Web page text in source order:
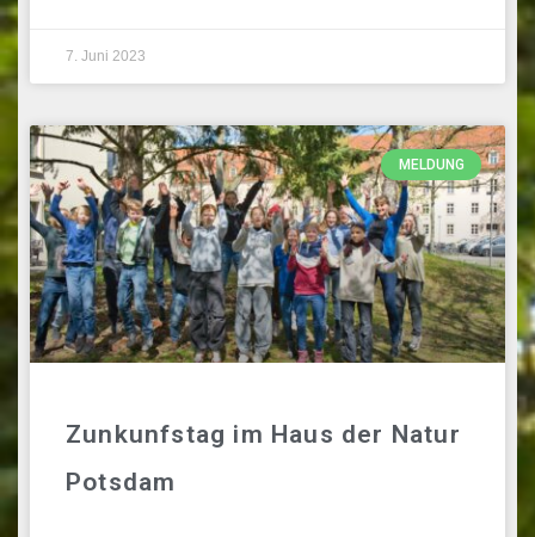
7. Juni 2023
MELDUNG
Zunkunfstag im Haus der Natur
Potsdam